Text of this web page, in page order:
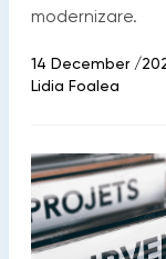
modernizare.
14 December /
Lidia Foalea